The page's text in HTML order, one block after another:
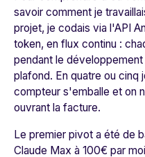
savoir comment je
projet, je codais via l'API
token, en flux continu :
pendant le
plafond. En quatre ou cinq
compteur s'emballe et on
ouvrant la facture.
Le premier pivot a été de
Claude Max à 100€ par